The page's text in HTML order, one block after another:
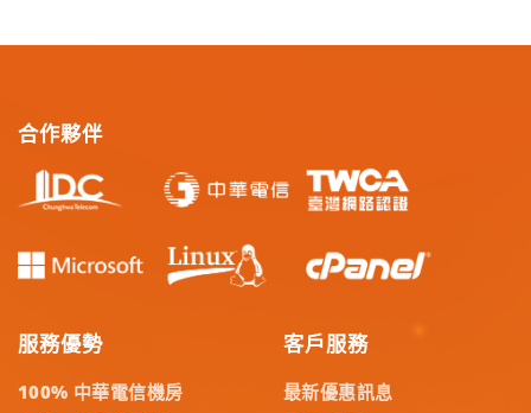
合作夥伴
服務優勢
100% 中華電信機房
客戶服務
最新優惠訊息